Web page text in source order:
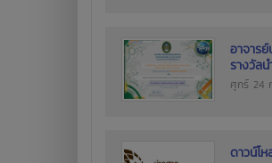
อาจาร
รางวัล
ศุกร์ 24
ดาวน์โ